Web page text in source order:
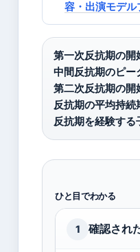
容・出演モデ
第一次反抗期の開
中間反抗期のピー
第二次反抗期の開
反抗期の平均持続
反抗期を経験する
ひと目でわかる
1 確認され